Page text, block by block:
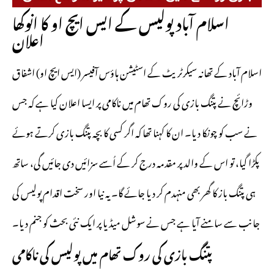
اسلام آباد پولیس کے ایس ایچ او کا انوکھا
اعلان
اسلام آباد کے تھانہ سیکرٹریٹ کے اسٹیشن ہاؤس آفیسر (ایس ایچ او) اشفاق
وڑائچ نے پتنگ بازی کی روک تھام میں ناکامی پر ایسا اعلان کیا ہے کہ جس
نے سب کو چونکا دیا۔ ان کا کہنا تھا کہ اگر کسی کا بچہ پتنگ بازی کرتے ہوئے
پکڑا گیا، تو اس کے والد پر مقدمہ درج کر کے اُسے سزائیں دی جائیں گی، ساتھ
ہی پتنگ باز کا گھر بھی منہدم کر دیا جائے گا۔ یہ نیا اور سخت اقدام پولیس کی
جانب سے سامنے آیا ہے جس نے سوشل میڈیا پر ایک نئی بحث کو جنم دیا۔
پتنگ بازی کی روک تھام میں پولیس کی ناکامی